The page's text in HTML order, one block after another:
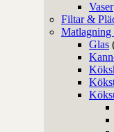
Vaser
Filtar &
Glas